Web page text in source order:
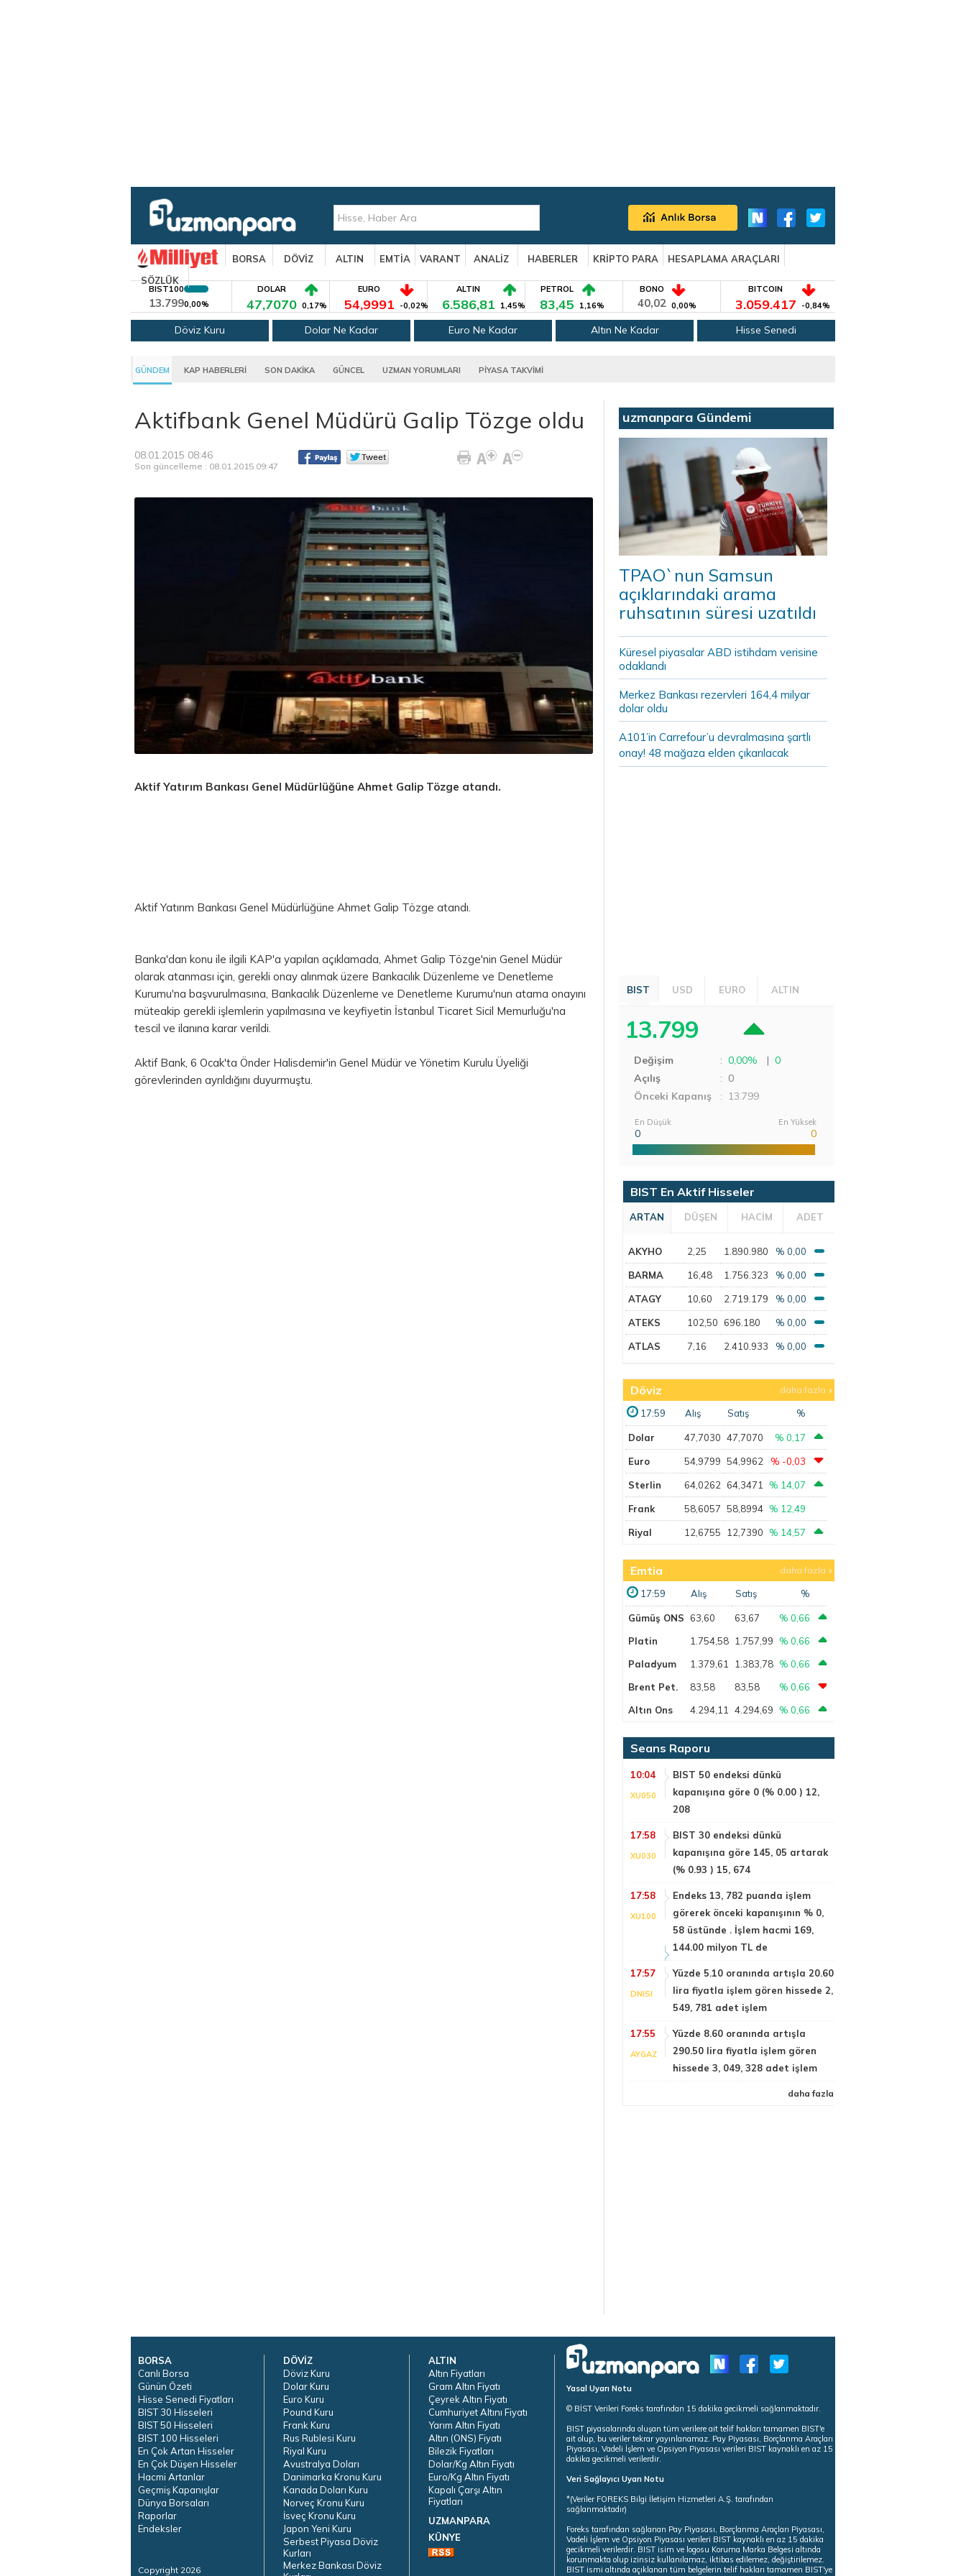
BORSA DÖVİZ ALTIN EMTİA VARANT ANALİZ HABERLER KRİPTO PARA
HESAPLAMA ARAÇLARI
SÖZLÜK
BIST100
13.7990,00%
DOLAR
47,7070 0,17%
EURO
54,9991 -0,02%
ALTIN
6.586,81 1,45%
PETROL
83,45 1,16%
BONO
40,02 0,00%
BITCOIN
3.059.417 -0,84%
Döviz Kuru Dolar Ne Kadar Euro Ne Kadar Altın Ne Kadar Hisse Senedi
GÜNDEM KAP HABERLERİ SON DAKİKA GÜNCEL UZMAN YORUMLARI PİYASA TAKVİMİ
Aktifbank Genel Müdürü Galip Tözge oldu
08.01.2015 08:46
Son güncelleme : 08.01.2015 09:47
Aktif Yatırım Bankası Genel Müdürlüğüne Ahmet Galip Tözge atandı.
Aktif Yatırım Bankası Genel Müdürlüğüne Ahmet Galip Tözge atandı.
Banka'dan konu ile ilgili KAP'a yapılan açıklamada, Ahmet Galip Tözge'nin Genel Müdür
olarak atanması için, gerekli onay alınmak üzere Bankacılık Düzenleme ve Denetleme
Kurumu'na başvurulmasına, Bankacılık Düzenleme ve Denetleme Kurumu'nun atama onayını
müteakip gerekli işlemlerin yapılmasına ve keyfiyetin İstanbul Ticaret Sicil Memurluğu'na
tescil ve ilanına karar verildi.
Aktif Bank, 6 Ocak'ta Önder Halisdemir'in Genel Müdür ve Yönetim Kurulu Üyeliği
görevlerinden ayrıldığını duyurmuştu.
uzmanpara Gündemi
TPAO`nun Samsun
açıklarındaki arama
ruhsatının süresi uzatıldı
Küresel piyasalar ABD istihdam verisine
odaklandı
Merkez Bankası rezervleri 164,4 milyar
dolar oldu
A101’in Carrefour’u devralmasına şartlı
onay! 48 mağaza elden çıkarılacak
BIST USD EURO ALTIN
13.799
Değişim : 0,00% | 0
Açılış
: 0
Önceki Kapanış
: 13.799
En Düşük
0
En Yüksek
0
BIST En Aktif Hisseler
ARTAN DÜŞEN HACİM ADET
AKYHO 2,25 1.890.980 % 0,00
BARMA 16,48 1.756.323 % 0,00
ATAGY 10,60 2.719.179 % 0,00
ATEKS 102,50 696.180 % 0,00
ATLAS 7,16 2.410.933 % 0,00
Döviz daha fazla
17:59 Alış Satış %
Dolar 47,7030 47,7070 % 0,17
Euro 54,9799 54,9962 % -0,03
Sterlin 64,0262 64,3471 % 14,07
Frank 58,6057 58,8994 % 12,49
Riyal 12,6755 12,7390 % 14,57
Emtia daha fazla
17:59 Alış Satış %
Gümüş ONS 63,60 63,67
% 0,66
Platin
1.754,58 1.757,99
% 0,66
Paladyum
1.379,61 1.383,78 % 0,66
Brent Pet.
83,58 83,58
% 0,66
Altın Ons
4.294,11 4.294,69 % 0,66
Seans Raporu
10:04
XU050
BIST 50 endeksi dünkü
kapanışına göre 0 (% 0.00 ) 12,
208
17:58
XU030
BIST 30 endeksi dünkü
kapanışına göre 145, 05 artarak
(% 0.93 ) 15, 674
17:58
XU100
Endeks 13, 782 puanda işlem
görerek önceki kapanışının % 0,
58 üstünde . İşlem hacmi 169,
144.00 milyon TL de
17:57
DNISI
Yüzde 5.10 oranında artışla 20.60
lira fiyatla işlem gören hissede 2,
549, 781 adet işlem
17:55
AYGAZ
Yüzde 8.60 oranında artışla
290.50 lira fiyatla işlem gören
hissede 3, 049, 328 adet işlem
daha fazla
BORSA
Canlı Borsa
Günün Özeti
Hisse Senedi Fiyatları
BIST 30 Hisseleri
BIST 50 Hisseleri
BIST 100 Hisseleri
En Çok Artan Hisseler
En Çok Düşen Hisseler
Hacmi Artanlar
Geçmiş Kapanışlar
Dünya Borsaları
Raporlar
Endeksler
Copyright 2026
DÖVİZ
Döviz Kuru
Dolar Kuru
Euro Kuru
Pound Kuru
Frank Kuru
Rus Rublesi Kuru
Riyal Kuru
Avustralya Doları
Danimarka Kronu Kuru
Kanada Doları Kuru
Norveç Kronu Kuru
İsveç Kronu Kuru
Japon Yeni Kuru
Serbest Piyasa Döviz
Kurları
Merkez Bankası Döviz
ALTIN
Altın Fiyatları
Gram Altın Fiyatı
Çeyrek Altın Fiyatı
Cumhuriyet Altını Fiyatı
Yarım Altın Fiyatı
Altın (ONS) Fiyatı
Bilezik Fiyatları
Dolar/Kg Altın Fiyatı
Euro/Kg Altın Fiyatı
Kapalı Çarşı Altın
Fiyatları
UZMANPARA
KÜNYE
Yasal Uyarı Notu
© BİST Verileri Foreks tarafından 15 dakika gecikmeli sağlanmaktadır.
BIST piyasalarında oluşan tüm verilere ait telif hakları tamamen BIST'e
ait olup, bu veriler tekrar yayınlanamaz. Pay Piyasası, Borçlanma Araçları
Piyasası, Vadeli İşlem ve Opsiyon Piyasası verileri BIST kaynaklı en az 15
dakika gecikmeli verilerdir.
Veri Sağlayıcı Uyarı Notu
*(Veriler FOREKS Bilgi İletişim Hizmetleri A.Ş. tarafından
sağlanmaktadır)
Foreks tarafından sağlanan Pay Piyasası, Borçlanma Araçları Piyasası,
Vadeli İşlem ve Opsiyon Piyasası verileri BIST kaynaklı en az 15 dakika
gecikmeli verilerdir. BIST isim ve logosu Koruma Marka Belgesi altında
korunmakta olup izinsiz kullanılamaz, iktibas edilemez, değiştirilemez.
BIST ismi altında açıklanan tüm belgelerin telif hakları tamamen BIST'ye